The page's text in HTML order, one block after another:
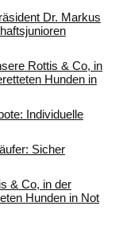
Dr. Markus
Rottis & Co, in
Hunden in
Individuelle
Sicher
& Co, in der
Hunden in Not